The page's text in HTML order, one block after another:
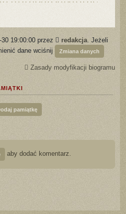
19:00:00 przez redakcja. Jeżeli
dane wciśnij
Zmiana danych
Zasady modyfikacji biogramu
pamiątkę
aby dodać komentarz.